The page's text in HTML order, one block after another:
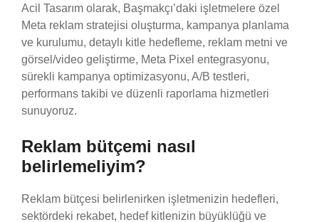
Acil Tasarım olarak, Başmakçı’daki işletmelere özel
Meta reklam stratejisi oluşturma, kampanya planlama
ve kurulumu, detaylı kitle hedefleme, reklam metni ve
görsel/video geliştirme, Meta Pixel entegrasyonu,
sürekli kampanya optimizasyonu, A/B testleri,
performans takibi ve düzenli raporlama hizmetleri
sunuyoruz.
Reklam bütçemi nasıl
belirlemeliyim?
Reklam bütçesi belirlenirken işletmenizin hedefleri,
sektördeki rekabet, hedef kitlenizin büyüklüğü ve